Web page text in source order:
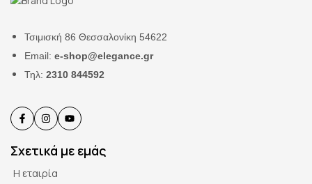
Τσιμισκή 86 Θεσσαλονίκη 54622
Email: e-shop@elegance.gr
Τηλ: 2310 844592
Σχετικά με εμάς
Η εταιρία